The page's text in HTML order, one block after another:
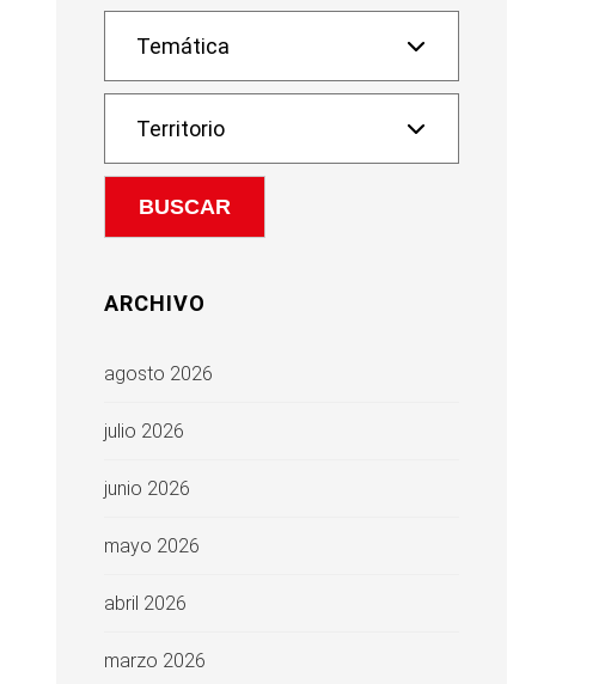
ARCHIVO
agosto 2026
julio 2026
junio 2026
mayo 2026
abril 2026
marzo 2026